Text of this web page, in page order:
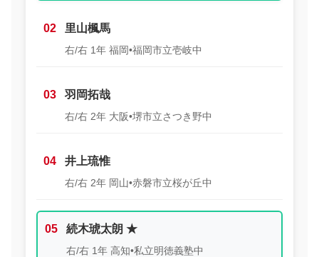
02 里山楓馬
右/右 1年 福岡•福岡市立壱岐中
03 羽岡拓哉
右/右 2年 大阪•堺市立さつき野中
04 井上琉惟
右/右 2年 岡山•赤磐市立桜が丘中
05 続木琥太朗 ★
右/右 1年 高知•私立明徳義塾中